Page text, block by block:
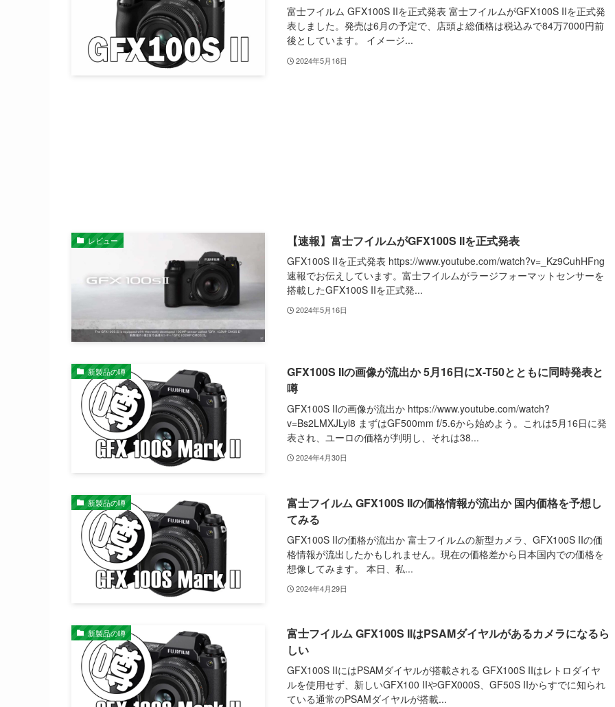
富士フイルム GFX100S IIを正式発表 富士フイルムがGFX100S IIを正式発
表しました。発売は6月の予定で、店頭よ総価格は税込みで84万7000円前
後としています。 イメージ...
2024年5月16日
レビュー 【速報】富士フイルムがGFX100S IIを正式発表
GFX100S IIを正式発表 https://www.youtube.com/watch?v=_Kz9CuhHFng
速報でお伝えしています。富士フイルムがラージフォーマットセンサーを
搭載したGFX100S IIを正式発...
2024年5月16日
新製品の噂
GFX100S IIの画像が流出か 5月16日にX-T50とともに同時発表と
噂
GFX100S IIの画像が流出か https://www.youtube.com/watch?
v=Bs2LMXJLyl8 まずはGF500mm f/5.6から始めよう。これは5月16日に発
表され、ユーロの価格が判明し、それは38...
2024年4月30日
新製品の噂
富士フイルム GFX100S IIの価格情報が流出か 国内価格を予想し
てみる
GFX100S IIの価格が流出か 富士フイルムの新型カメラ、GFX100S IIの価
格情報が流出したかもしれません。現在の価格差から日本国内での価格を
想像してみます。 本日、私...
2024年4月29日
新製品の噂
富士フイルム GFX100S IIはPSAMダイヤルがあるカメラになるら
しい
GFX100S IIにはPSAMダイヤルが搭載される GFX100S IIはレトロダイヤ
ルを使用せず、新しいGFX100 IIやGFX000S、GF50S IIからすでに知られ
ている通常のPSAMダイヤルが搭載...